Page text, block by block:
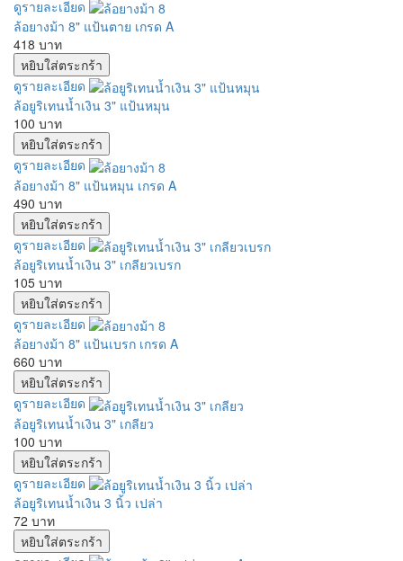
ดูรายละเอียด
ล้อยางม้า 8" แป้นตาย เกรด A
418 บาท
ดูรายละเอียด
ล้อยูริเทนน้ำเงิน 3" แป้นหมุน
100 บาท
ดูรายละเอียด
ล้อยางม้า 8" แป้นหมุน เกรด A
490 บาท
ดูรายละเอียด
ล้อยูริเทนน้ำเงิน 3" เกลียวเบรก
105 บาท
ดูรายละเอียด
ล้อยางม้า 8" แป้นเบรก เกรด A
660 บาท
ดูรายละเอียด
ล้อยูริเทนน้ำเงิน 3" เกลียว
100 บาท
ดูรายละเอียด
ล้อยูริเทนน้ำเงิน 3 นิ้ว เปล่า
72 บาท